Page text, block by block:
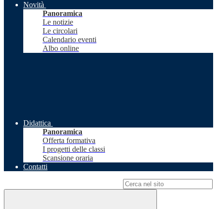
Novità
Panoramica
Le notizie
Le circolari
Calendario eventi
Albo online
Didattica
Panoramica
Offerta formativa
I progetti delle classi
Scansione oraria
Contatti